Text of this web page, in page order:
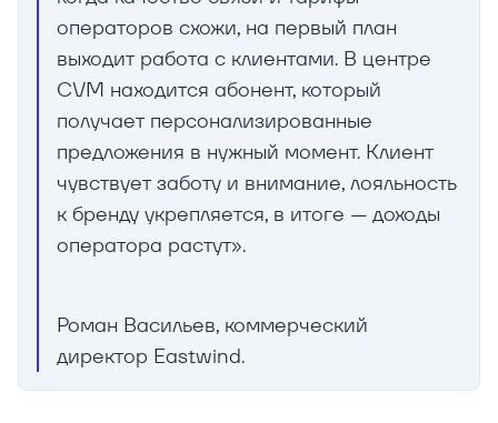
операторов схожи, на первый план
выходит работа с клиентами. В центре
CVM находится абонент, который
получает персонализированные
предложения в нужный момент. Клиент
чувствует заботу и внимание, лояльность
к бренду укрепляется, в итоге — доходы
оператора растут».
Роман Васильев, коммерческий
директор Eastwind.